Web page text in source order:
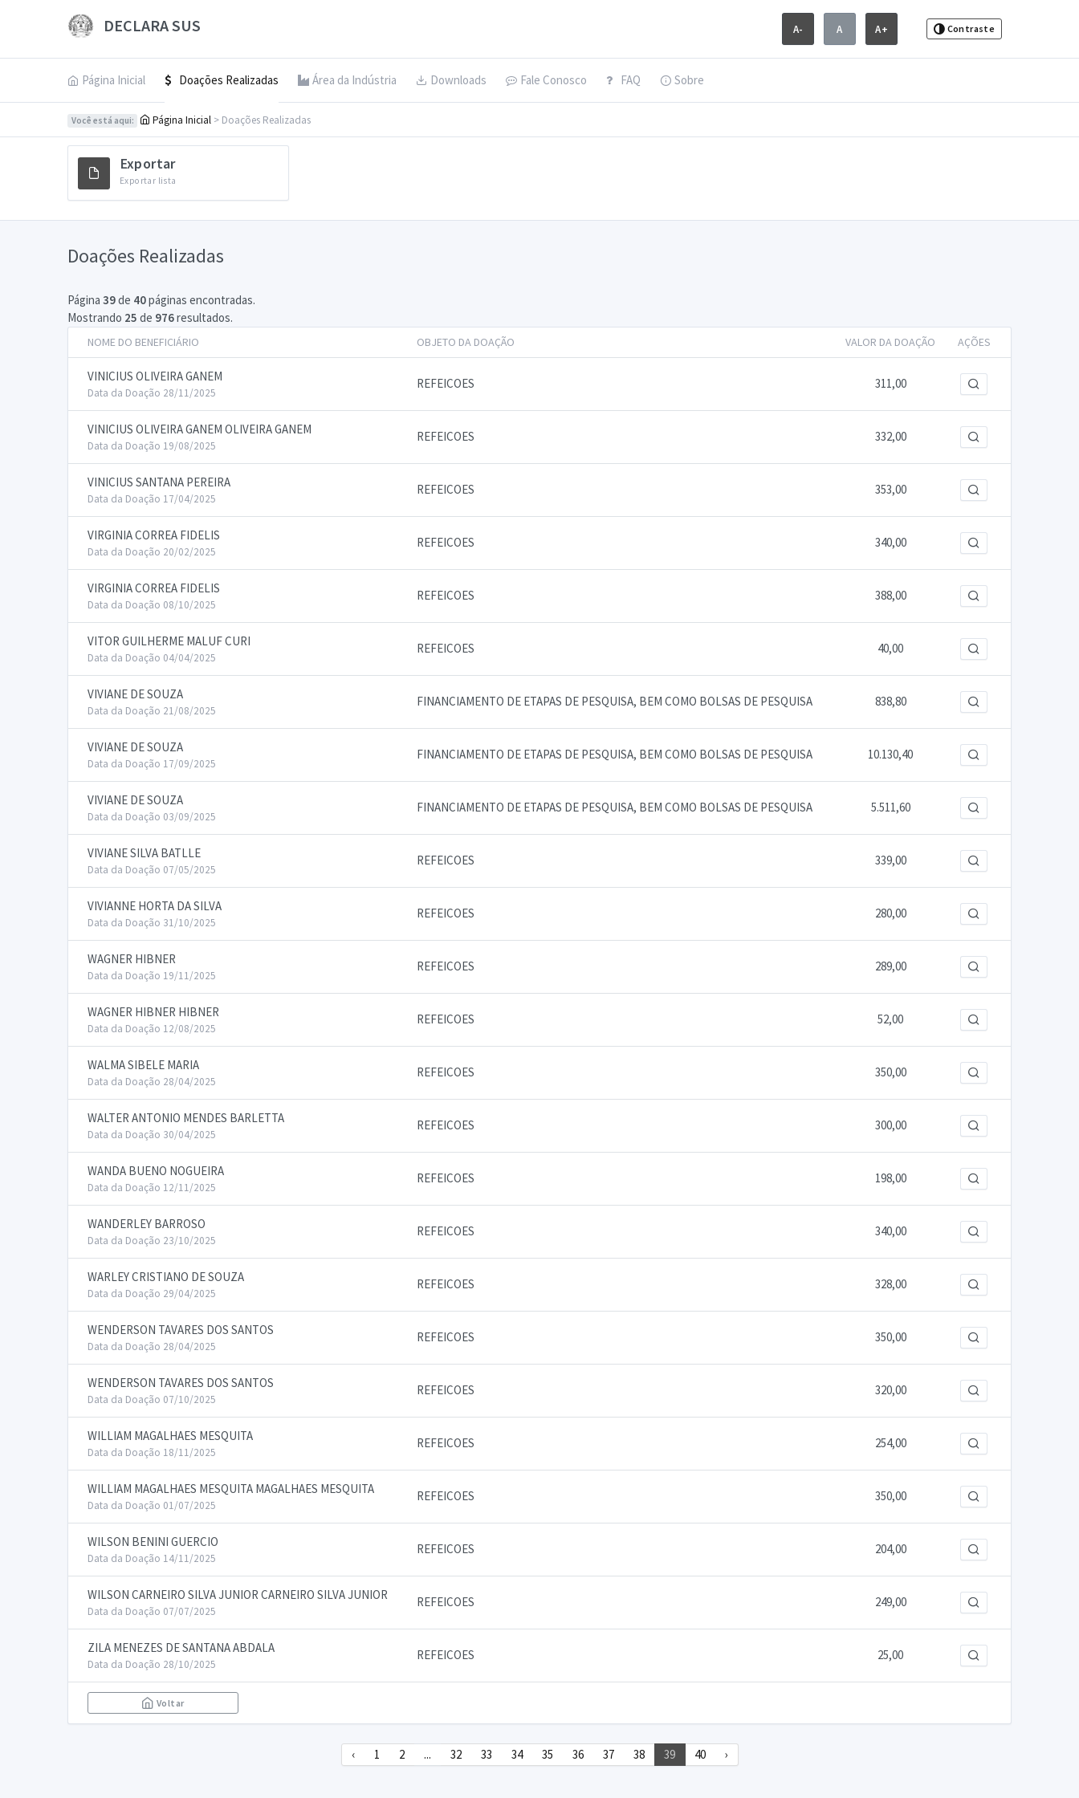
DECLARA SUS A- A A+ Contraste
Página Inicial Doações Realizadas Área da Indústria Downloads Fale Conosco FAQ Sobre
Você está aqui: Página Inicial > Doações Realizadas
Exportar
Exportar lista
Doações Realizadas
Página 39de 40páginas encontradas.
Mostrando 25 de 976resultados.
NOME DO BENEFICIÁRIO OBJETO DA DOAÇÃO VALOR DA DOAÇÃO AÇÕES
VINICIUS OLIVEIRA GANEM
Data da Doação 28/11/2025
REFEICOES 311,00
VINICIUS OLIVEIRA GANEM OLIVEIRA GANEM
Data da Doação 19/08/2025
REFEICOES 332,00
VINICIUS SANTANA PEREIRA
Data da Doação 17/04/2025
REFEICOES 353,00
VIRGINIA CORREA FIDELIS
Data da Doação 20/02/2025
REFEICOES 340,00
VIRGINIA CORREA FIDELIS
Data da Doação 08/10/2025
REFEICOES 388,00
VITOR GUILHERME MALUF CURI
Data da Doação 04/04/2025
REFEICOES 40,00
VIVIANE DE SOUZA
Data da Doação 21/08/2025
FINANCIAMENTO DE ETAPAS DE PESQUISA, BEM COMO BOLSAS DE PESQUISA 838,80
VIVIANE DE SOUZA
Data da Doação 17/09/2025
FINANCIAMENTO DE ETAPAS DE PESQUISA, BEM COMO BOLSAS DE PESQUISA 10.130,40
VIVIANE DE SOUZA
Data da Doação 03/09/2025
FINANCIAMENTO DE ETAPAS DE PESQUISA, BEM COMO BOLSAS DE PESQUISA 5.511,60
VIVIANE SILVA BATLLE
Data da Doação 07/05/2025
REFEICOES 339,00
VIVIANNE HORTA DA SILVA
Data da Doação 31/10/2025
REFEICOES 280,00
WAGNER HIBNER
Data da Doação 19/11/2025
REFEICOES 289,00
WAGNER HIBNER HIBNER
Data da Doação 12/08/2025
REFEICOES 52,00
WALMA SIBELE MARIA
Data da Doação 28/04/2025
REFEICOES 350,00
WALTER ANTONIO MENDES BARLETTA
Data da Doação 30/04/2025
REFEICOES 300,00
WANDA BUENO NOGUEIRA
Data da Doação 12/11/2025
REFEICOES 198,00
WANDERLEY BARROSO
Data da Doação 23/10/2025
REFEICOES 340,00
WARLEY CRISTIANO DE SOUZA
Data da Doação 29/04/2025
REFEICOES 328,00
WENDERSON TAVARES DOS SANTOS
Data da Doação 28/04/2025
REFEICOES 350,00
WENDERSON TAVARES DOS SANTOS
Data da Doação 07/10/2025
REFEICOES 320,00
WILLIAM MAGALHAES MESQUITA
Data da Doação 18/11/2025
REFEICOES 254,00
WILLIAM MAGALHAES MESQUITA MAGALHAES MESQUITA
Data da Doação 01/07/2025
REFEICOES 350,00
WILSON BENINI GUERCIO
Data da Doação 14/11/2025
REFEICOES 204,00
WILSON CARNEIRO SILVA JUNIOR CARNEIRO SILVA JUNIOR
Data da Doação 07/07/2025
REFEICOES 249,00
ZILA MENEZES DE SANTANA ABDALA
Data da Doação 28/10/2025
REFEICOES 25,00
Voltar
‹ 1 2 ... 32 33 34 35 36 37 38 39 40 ›